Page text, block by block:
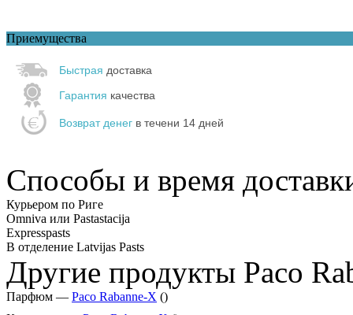
Приемущества
Быстрая доставка
Гарантия качества
Возврат денег в течени 14 дней
Способы и время
Курьером по Риге
Omniva или Pastastacija
Expresspasts
В отделение Latvijas Pasts
Другие продукты Paco
Парфюм — Paco Rabanne-X ()